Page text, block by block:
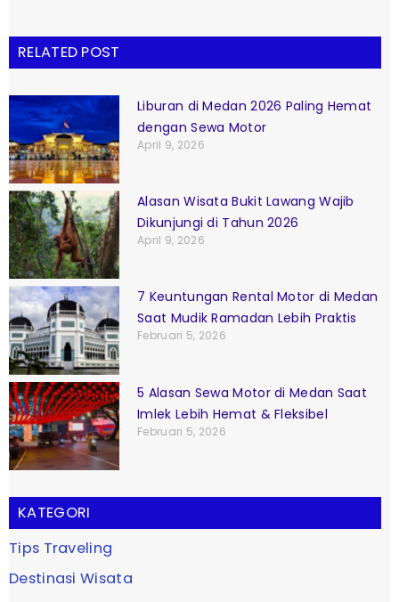
RELATED POST
Liburan di Medan 2026 Paling Hemat
dengan Sewa Motor
April 9, 2026
Alasan Wisata Bukit Lawang Wajib
Dikunjungi di Tahun 2026
April 9, 2026
7 Keuntungan Rental Motor di Medan
Saat Mudik Ramadan Lebih Praktis
Februari 5, 2026
5 Alasan Sewa Motor di Medan Saat
Imlek Lebih Hemat & Fleksibel
Februari 5, 2026
KATEGORI
Tips Traveling
Destinasi Wisata